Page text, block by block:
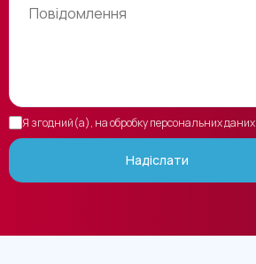
Я згодний(а), на обробку персональних даних
Надіслати